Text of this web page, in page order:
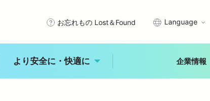
お忘れもの Lost＆Found Language
より安全に・快適に 企業情報